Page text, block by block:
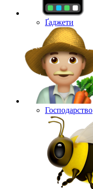
Ґаджети
Господарство